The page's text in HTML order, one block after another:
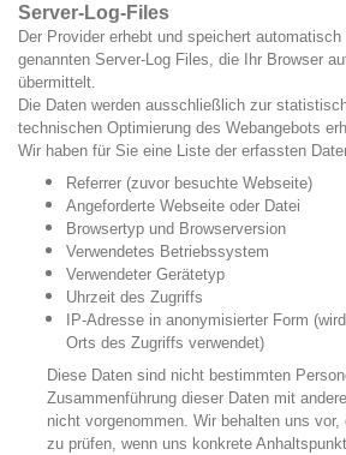
Server-Log-Files
Der Provider erhebt und speichert
genannten Server-Log Files, die Ihr Browser
übermittelt.
Die Daten werden ausschließlich zur
technischen Optimierung des Webangebots
Wir haben für Sie eine Liste der erfassten
Referrer (zuvor besuchte Webseite)
Angeforderte Webseite oder Datei
Browsertyp und Browserversion
Verwendetes Betriebssystem
Verwendeter Gerätetyp
Uhrzeit des Zugriffs
IP-Adresse in anonymisierter Form
Orts des Zugriffs verwendet)
Diese Daten sind nicht bestimmten
Zusammenführung dieser Daten mit
nicht vorgenommen. Wir behalten uns
zu prüfen, wenn uns konkrete